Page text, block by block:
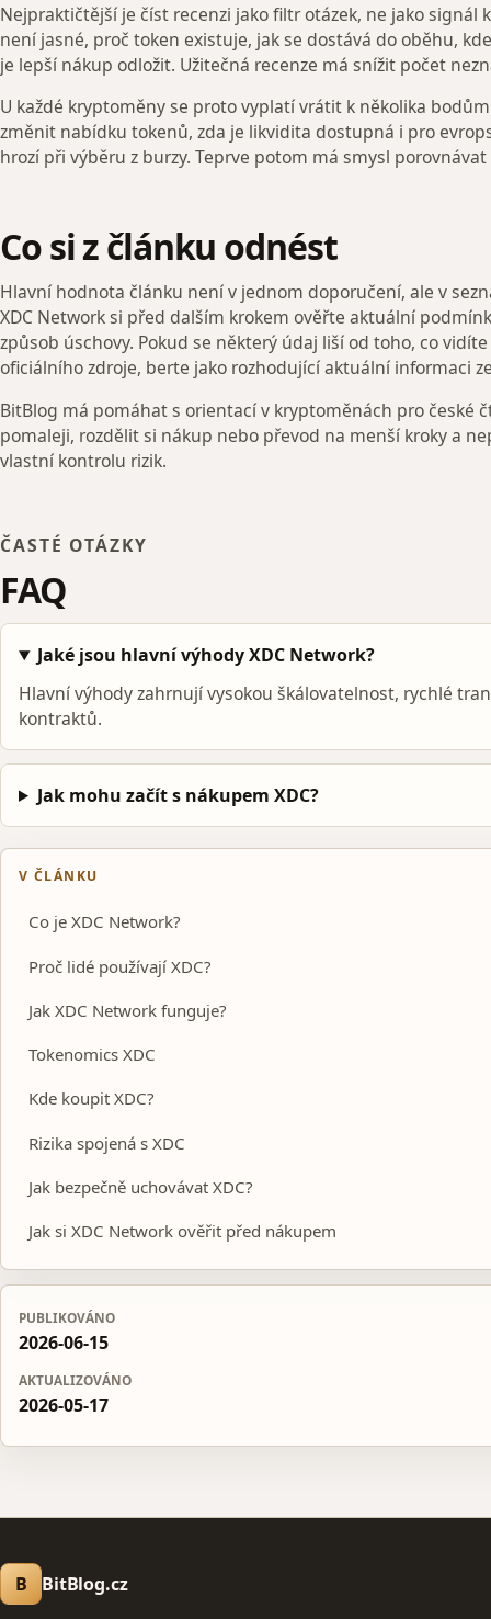
Nejpraktičtější je číst recenzi jako filtr otázek, ne jako signál
není jasné, proč token existuje, jak se dostává do oběhu,
je lepší nákup odložit. Užitečná recenze má snížit počet
U každé kryptoměny se proto vyplatí vrátit k několika
změnit nabídku tokenů, zda je likvidita dostupná i pro
hrozí při výběru z burzy. Teprve potom má smysl
Co si z článku odnést
Hlavní hodnota článku není v jednom doporučení, ale v
XDC Network si před dalším krokem ověřte aktuální
způsob úschovy. Pokud se některý údaj liší od toho, co
oficiálního zdroje, berte jako rozhodující aktuální informaci
BitBlog má pomáhat s orientací v kryptoměnách pro české
pomaleji, rozdělit si nákup nebo převod na menší kroky a
vlastní kontrolu rizik.
ČASTÉ OTÁZKY
FAQ
Jaké jsou hlavní výhody XDC Network?
Hlavní výhody zahrnují vysokou škálovatelnost, rychlé
kontraktů.
Jak mohu začít s nákupem XDC?
V ČLÁNKU
Co je XDC Network?
Proč lidé používají XDC?
Jak XDC Network funguje?
Tokenomics XDC
Kde koupit XDC?
Rizika spojená s XDC
Jak bezpečně uchovávat XDC?
Jak si XDC Network ověřit před nákupem
PUBLIKOVÁNO
2026-06-15
AKTUALIZOVÁNO
2026-05-17
B BitBlog.cz